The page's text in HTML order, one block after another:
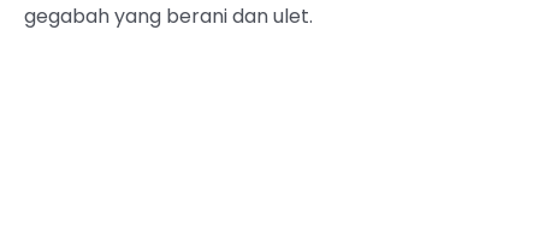
gegabah yang berani dan ulet.